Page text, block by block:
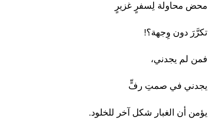
محض محاولة لِسفرٍ غزيرٍ
تكرَّرَ دون وِجهة؟!
فمن لم يجدني،
يجدني في صمتِ رفٍّ
يؤمن أن الغبار شكل آخر للخلود.